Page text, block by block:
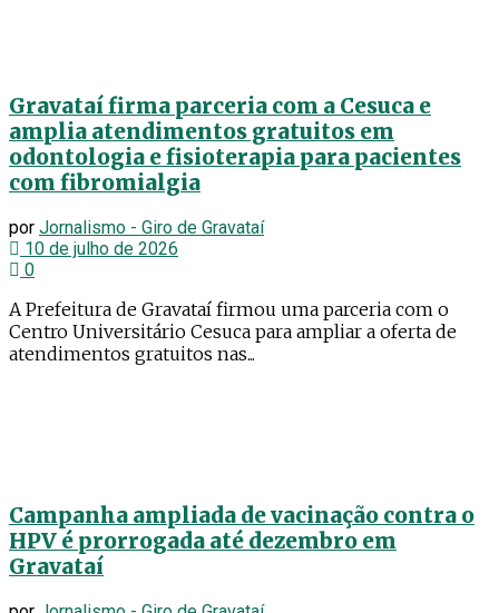
Gravataí firma parceria com a Cesuca e
amplia atendimentos gratuitos em
odontologia e fisioterapia para pacientes
com fibromialgia
por Jornalismo - Giro de Gravataí
10 de julho de 2026
0
A Prefeitura de Gravataí firmou uma parceria com o
Centro Universitário Cesuca para ampliar a oferta de
atendimentos gratuitos nas...
Campanha ampliada de vacinação contra o
HPV é prorrogada até dezembro em
Gravataí